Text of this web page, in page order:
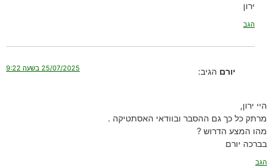
ירון
הגב
יורם הגיב: 25/07/2025 בשעה 9:22
היי ירון,
מרתק כל כך גם ההסבר ובוודאי האסתטיקה .
מהו המצע הדרוש ?
בברכה יורם
הגב